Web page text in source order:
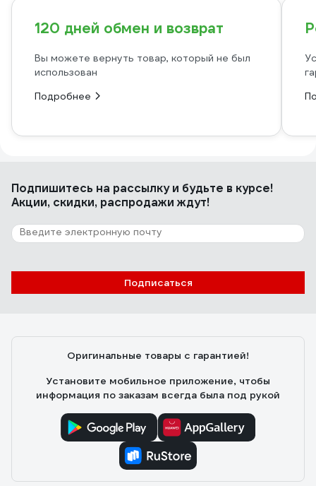
120 дней обмен и возврат
Вы можете вернуть товар, который не был
использован
Подробнее
Подпишитесь на рассылкуи будьте в курсе!
Акции, скидки, распродажи ждут!
Подписаться
Оригинальные товары с гарантией!
Установите мобильное приложение, чтобы
информация по заказам всегда была под рукой